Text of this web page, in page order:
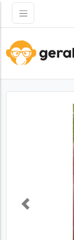
Previous